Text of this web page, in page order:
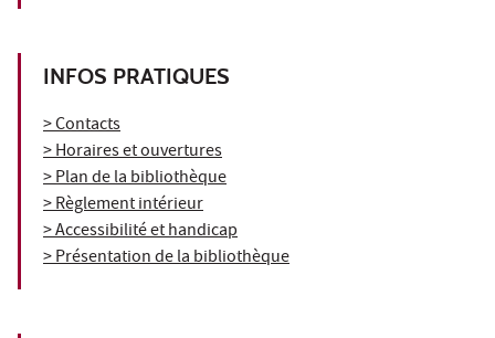
INFOS PRATIQUES
> Contacts
> Horaires et ouvertures
> Plan de la bibliothèque
> Règlement intérieur
> Accessibilité et handicap
> Présentation de la bibliothèque